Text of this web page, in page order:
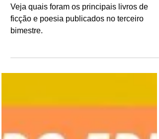
2023
Veja quais foram os principais livros de